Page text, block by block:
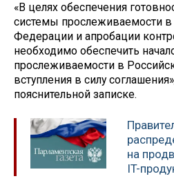
«В целях обеспечения
системы прослеживаемости в
Федерации и апробации
необходимо обеспечить
прослеживаемости в
вступления в силу
пояснительной записке.
на
IT-